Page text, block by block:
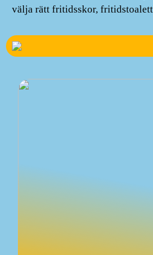
välja rätt fritidsskor, fritidstoalett